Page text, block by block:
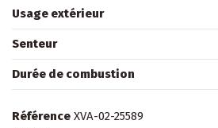
Usage extérieur
Senteur
Durée de combustion
Référence XVA-02-25589